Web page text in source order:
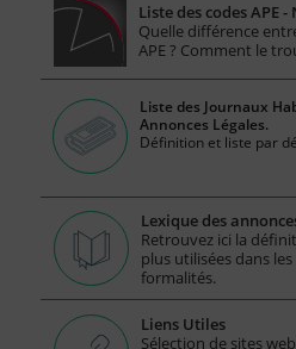
Liste des codes APE -
Quelle différence
APE ? Comment le
Liste des Journaux
Annonces Légales.
Définition et liste par
Lexique des
Retrouvez ici la
plus utilisées dans
formalités.
Liens Utiles
Sélection de sites